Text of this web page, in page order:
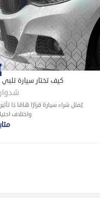
كيف تختار سيارة تلبي
يُمثل شراء سيارة قرارًا هامًا ذا
واختلاف